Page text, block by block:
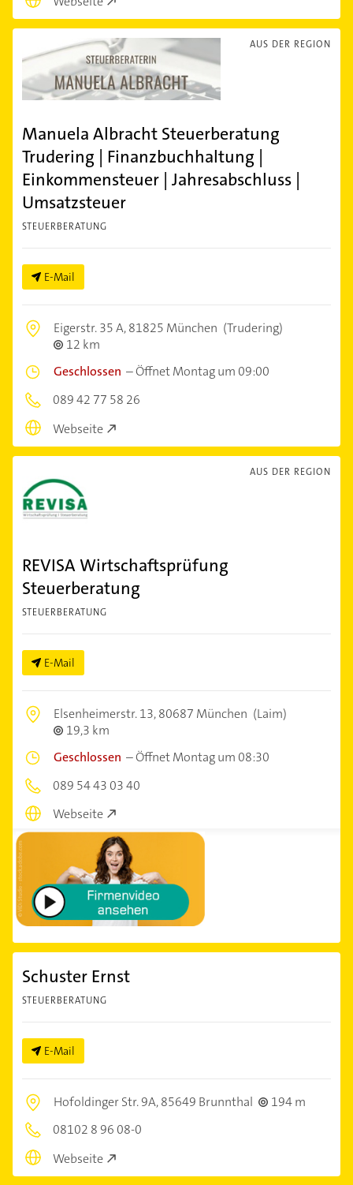
AUS DER REGION
Manuela Albracht Steuerberatung
Trudering | Finanzbuchhaltung |
Einkommensteuer | Jahresabschluss |
Umsatzsteuer
STEUERBERATUNG
E-Mail
Eigerstr. 35 A,81825 München (Trudering)
12 km
Geschlossen –Öffnet Montag um 09:00
089 42 77 58 26
Webseite
AUS DER REGION
REVISA Wirtschaftsprüfung
Steuerberatung
STEUERBERATUNG
E-Mail
Elsenheimerstr. 13,80687 München (Laim)
19,3 km
Geschlossen –Öffnet Montag um 08:30
089 54 43 03 40
Webseite
Schuster Ernst
STEUERBERATUNG
E-Mail
Hofoldinger Str. 9A,85649 Brunnthal
194 m
08102 8 96 08-0
Webseite